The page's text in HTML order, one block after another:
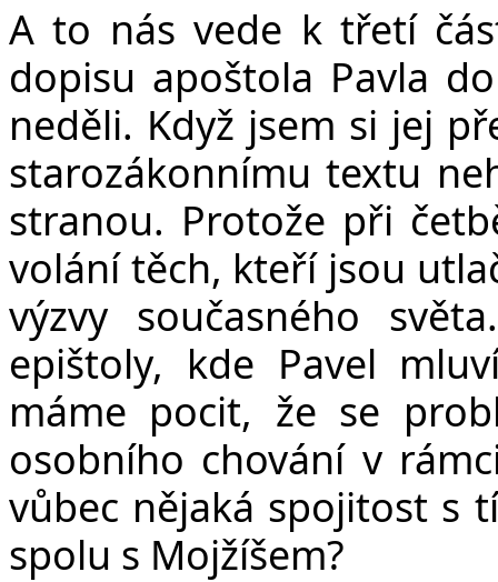
A to nás vede k třetí
dopisu apoštola Pavla
neděli. Když jsem si jej
starozákonnímu textu
stranou. Protože při
volání těch, kteří jsou
výzvy současného
epištoly, kde Pavel
máme pocit, že se
osobního chování v
vůbec nějaká spojitost s
spolu s Mojžíšem?